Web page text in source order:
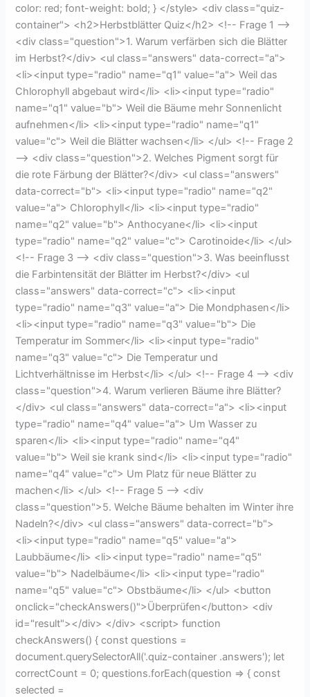
color: red; font-weight: bold; } </style> <div class="quiz-
container"> <h2>Herbstblätter Quiz</h2> <!-- Frage 1 -->
<div class="question">1. Warum verfärben sich die Blätter
im Herbst?</div> <ul class="answers" data-correct="a">
<li><input type="radio" name="q1" value="a"> Weil das
Chlorophyll abgebaut wird</li> <li><input type="radio"
name="q1" value="b"> Weil die Bäume mehr Sonnenlicht
aufnehmen</li> <li><input type="radio" name="q1"
value="c"> Weil die Blätter wachsen</li> </ul> <!-- Frage 2
--> <div class="question">2. Welches Pigment sorgt für
die rote Färbung der Blätter?</div> <ul class="answers"
data-correct="b"> <li><input type="radio" name="q2"
value="a"> Chlorophyll</li> <li><input type="radio"
name="q2" value="b"> Anthocyane</li> <li><input
type="radio" name="q2" value="c"> Carotinoide</li> </ul>
<!-- Frage 3 --> <div class="question">3. Was beeinflusst
die Farbintensität der Blätter im Herbst?</div> <ul
class="answers" data-correct="c"> <li><input
type="radio" name="q3" value="a"> Die Mondphasen</li>
<li><input type="radio" name="q3" value="b"> Die
Temperatur im Sommer</li> <li><input type="radio"
name="q3" value="c"> Die Temperatur und
Lichtverhältnisse im Herbst</li> </ul> <!-- Frage 4 --> <div
class="question">4. Warum verlieren Bäume ihre Blätter?
</div> <ul class="answers" data-correct="a"> <li><input
type="radio" name="q4" value="a"> Um Wasser zu
sparen</li> <li><input type="radio" name="q4"
value="b"> Weil sie krank sind</li> <li><input type="radio"
name="q4" value="c"> Um Platz für neue Blätter zu
machen</li> </ul> <!-- Frage 5 --> <div
class="question">5. Welche Bäume behalten im Winter ihre
Nadeln?</div> <ul class="answers" data-correct="b">
<li><input type="radio" name="q5" value="a">
Laubbäume</li> <li><input type="radio" name="q5"
value="b"> Nadelbäume</li> <li><input type="radio"
name="q5" value="c"> Obstbäume</li> </ul> <button
onclick="checkAnswers()">Überprüfen</button> <div
id="result"></div> </div> <script> function
checkAnswers() { const questions =
document.querySelectorAll('.quiz-container .answers'); let
correctCount = 0; questions.forEach(question => { const
selected =